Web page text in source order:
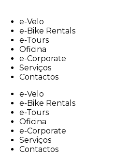
contente-Velo
e-Bike Rentals
e-Tours
Oficina
e-Corporate
Serviços
Contactos
e-Velo
e-Bike Rentals
e-Tours
Oficina
e-Corporate
Serviços
Contactos